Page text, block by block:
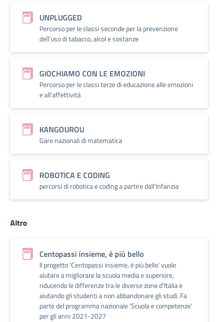
UNPLUGGED
Percorso per le classi seconde per la prevenzione
dell'uso di tabacco, alcol e sostanze
GIOCHIAMO CON LE EMOZIONI
Percorso per le classi terze di educazione alle emozioni
e all'affettività
KANGOUROU
Gare nazionali di matematica
ROBOTICA E CODING
percorsi di robotica e coding a partire dall'Infanzia
Altro
Centopassi insieme, è più bello
Il progetto 'Centopassi insieme, è più bello' vuole
aiutare a migliorare la scuola media e superiore,
riducendo le differenze tra le diverse zone d'Italia e
aiutando gli studenti a non abbandonare gli studi. Fa
parte del programma nazionale 'Scuola e competenze'
per gli anni 2021-2027